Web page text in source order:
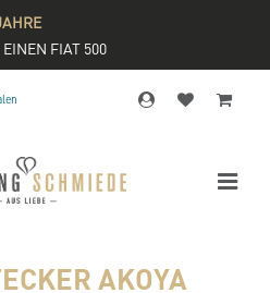
FIAT 500
AKOYA